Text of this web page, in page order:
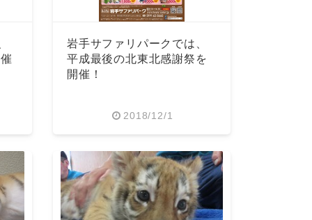
岩手サファリパークでは、
平成最後の北東北感謝祭を
開催！
2018/12/1